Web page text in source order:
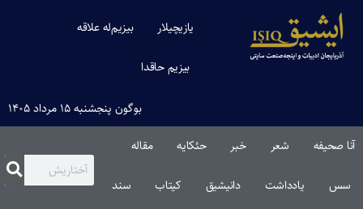
یازیچیلار بیزیم‌له علاقه
بیزیم حاقدا
بوگون پنجشنبه ۱۵ مرداد ۱۴۰۵
آنا صحیفه شعر خبر حئکایه مقاله‌
سس یادداشت دانیشیق کیتاب سند